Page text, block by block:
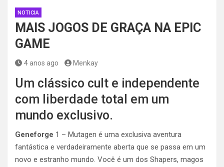
NOTICIA
MAIS JOGOS DE GRAÇA NA EPIC
GAME
4 anos ago Menkay
Um clássico cult e independente
com liberdade total em um
mundo exclusivo.
Geneforge 1 – Mutagen é uma exclusiva aventura
fantástica e verdadeiramente aberta que se passa em um
novo e estranho mundo. Você é um dos Shapers, magos